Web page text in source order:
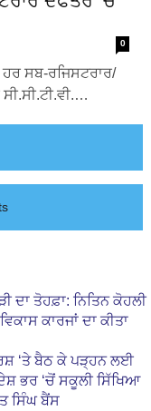
0
ਸਬ-ਰਜਿਸਟਰਾਰ/
ਦਾ ਤੋਹਫ਼ਾ: ਨਿਤਿਨ ਕੋਹਲੀ
ਕਾਰਜਾਂ ਦਾ ਕੀਤਾ
‘ਤੇ ਬੈਠ ਕੇ ਪੜ੍ਹਨ ਲਈ
ਭਰ ‘ਚੋਂ ਸਕੂਲੀ ਸਿੱਖਿਆ
ਸਿੰਘ ਬੈਂਸ